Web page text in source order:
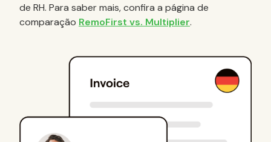
de RH. Para saber mais, confira a página de
comparação RemoFirst vs. Multiplier.